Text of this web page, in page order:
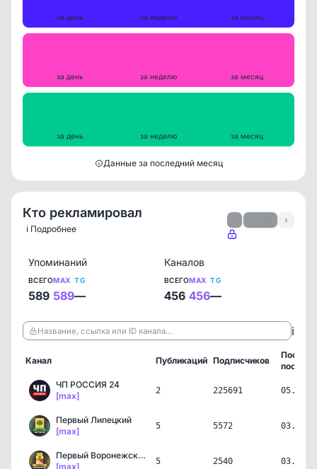
за день за неделю за месяц
за день за неделю за месяц
за день за неделю за месяц
Данные за последний месяц
Кто рекламировал
ℹ️ Подробнее
›
Упоминаний
ВСЕГО
589
MAX
589
TG
—
Каналов
ВСЕГО
456
MAX
456
TG
—
Название, ссылка или ID канала… ℹ️
Канал Публикаций Подписчиков
пост
ЧП РОССИЯ 24
[max]
2 225691
Первый Липецкий
[max]
5 5572
Первый Воронежский
[max]
5 2540